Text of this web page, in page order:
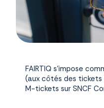
FAIRTIQ s’impose
(aux côtés des tickets
M-tickets sur SNCF